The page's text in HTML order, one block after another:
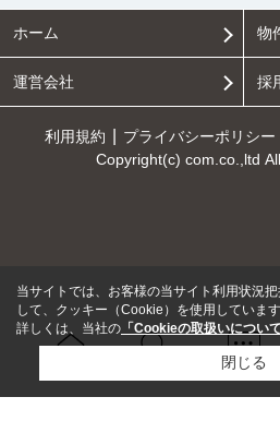
問い合せ
ホーム 物
運営会社 採
利用規約 プライバシーポリシー
Copyright(c) com.co.,ltd
当サイトでは、お客様の当サイト利用状況
して、クッキー（Cookie）を使用しています
詳しくは、当社の 「Cookieの取扱いについて
閉じる